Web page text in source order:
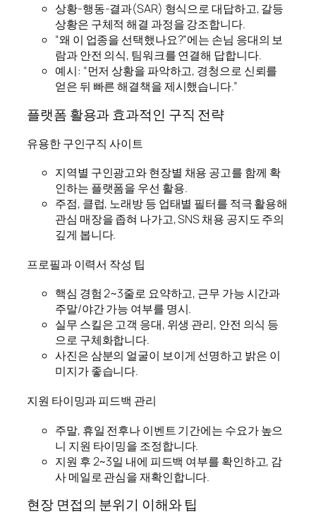
상황-행동-결과(SAR) 형식으로 대답하고, 갈등
상황은 구체적 해결 과정을 강조합니다.
“왜 이 업종을 선택했나요?”에는 손님 응대의 보
람과 안전 의식, 팀워크를 연결해 답합니다.
예시: “먼저 상황을 파악하고, 경청으로 신뢰를
얻은 뒤 빠른 해결책을 제시했습니다.”
플랫폼 활용과 효과적인 구직 전략
유용한 구인구직 사이트
지역별 구인광고와 현장별 채용 공고를 함께 확
인하는 플랫폼을 우선 활용.
주점, 클럽, 노래방 등 업태별 필터를 적극 활용해
관심 매장을 좁혀 나가고, SNS 채용 공지도 주의
깊게 봅니다.
프로필과 이력서 작성 팁
핵심 경험 2~3줄로 요약하고, 근무 가능 시간과
주말/야간 가능 여부를 명시.
실무 스킬은 고객 응대, 위생 관리, 안전 의식 등
으로 구체화합니다.
사진은 삼분의 얼굴이 보이게 선명하고 밝은 이
미지가 좋습니다.
지원 타이밍과 피드백 관리
주말, 휴일 전후나 이벤트 기간에는 수요가 높으
니 지원 타이밍을 조정합니다.
지원 후 2~3일 내에 피드백 여부를 확인하고, 감
사 메일로 관심을 재확인합니다.
현장 면접의 분위기 이해와 팁